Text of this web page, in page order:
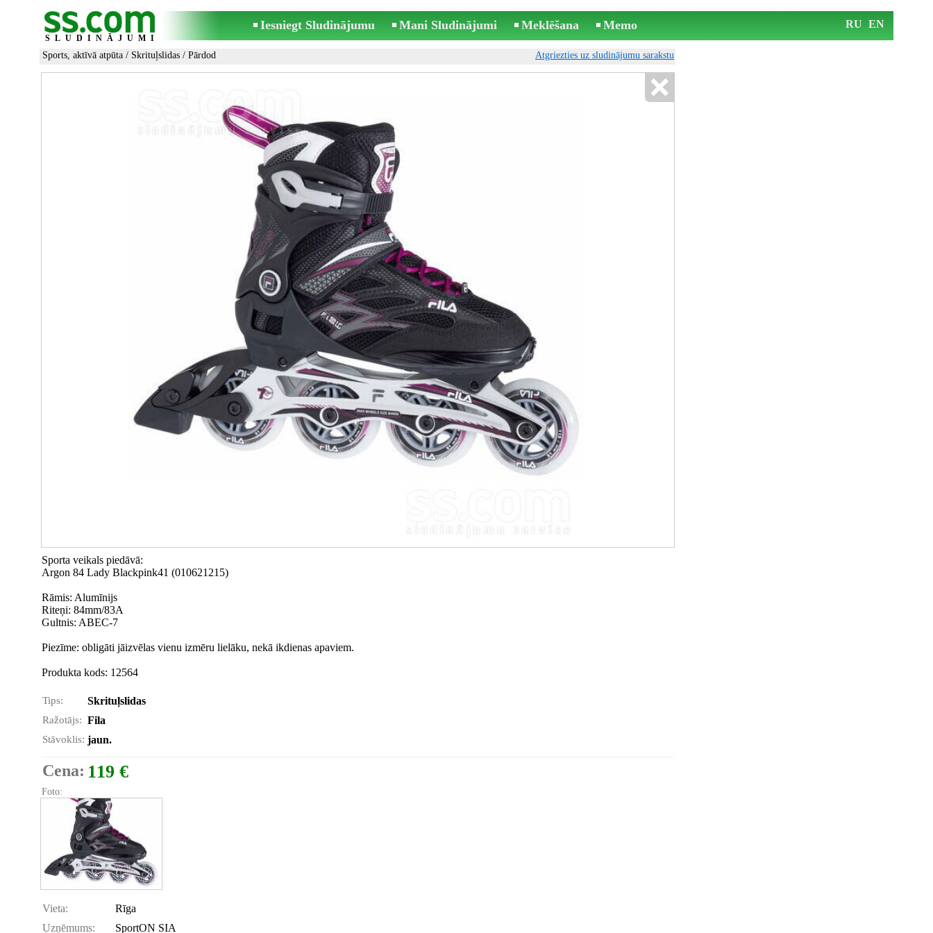
SLUDINĀJUMI
Iesniegt Sludinājumu Mani Sludinājumi Meklēšana Memo RU EN
Sports, aktīvā atpūta / Skrituļslidas / Pārdod Atgriezties uz sludinājumu sarakstu
Sporta veikals piedāvā:
Argon 84 Lady Blackpink41 (010621215)
Rāmis: Alumīnijs
Riteņi: 84mm/83A
Gultnis: ABEC-7
Piezīme: obligāti jāizvēlas vienu izmēru lielāku, nekā ikdienas apaviem.
Produkta kods: 12564
Tips: Skrituļslidas
Ražotājs: Fila
Stāvoklis: jaun.
Cena: 119 €
Foto:
Vieta:
Rīga
Uzņēmums:
SportON SIA